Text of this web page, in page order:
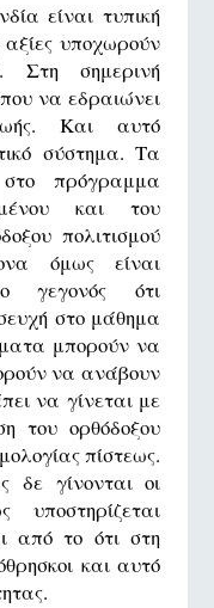
είναι τυπική
αξίες υποχωρούν
Στη σημερινή
να εδραιώνει
Και αυτό
σύστημα. Τα
πρόγραμμα
και του
πολιτισμού
όμως είναι
γεγονός ότι
στο μάθημα
μπορούν να
να ανάβουν
να γίνεται με
του ορθόδοξου
πίστεως.
γίνονται οι
υποστηρίζεται
από το ότι στη
και αυτό